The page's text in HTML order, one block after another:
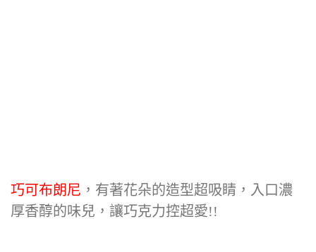
巧可布朗尼 ，有著花朵的造型超吸睛，入口濃
厚香醇的味兒，讓巧克力控超愛!!